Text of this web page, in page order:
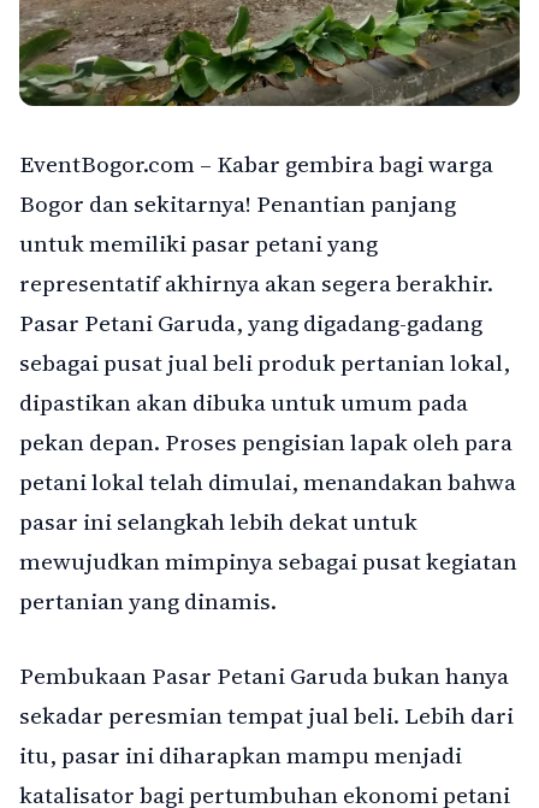
EventBogor.com – Kabar gembira bagi warga
Bogor dan sekitarnya! Penantian panjang
untuk memiliki pasar petani yang
representatif akhirnya akan segera berakhir.
Pasar Petani Garuda, yang digadang-gadang
sebagai pusat jual beli produk pertanian lokal,
dipastikan akan dibuka untuk umum pada
pekan depan. Proses pengisian lapak oleh para
petani lokal telah dimulai, menandakan bahwa
pasar ini selangkah lebih dekat untuk
mewujudkan mimpinya sebagai pusat kegiatan
pertanian yang dinamis.
Pembukaan Pasar Petani Garuda bukan hanya
sekadar peresmian tempat jual beli. Lebih dari
itu, pasar ini diharapkan mampu menjadi
katalisator bagi pertumbuhan ekonomi petani